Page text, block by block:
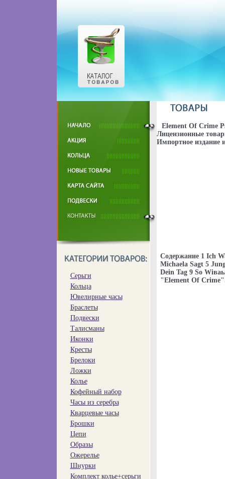
Серьги
Кольца
Ювелирные часы
Браслеты
Подвески
Талисманы
Иконки
Кресты
Брелоки
Ложки
Колье
Кофейный набор
Часы из серебра
Кварцевые часы
Брошки
Цепи
Образы
Ожерелье
Шнурки
Комплект колье+серьги
Element Of Crime
Лицензионные
Импортное издание
Содержание 1 Ich
Michaela Sagt 5
Dein Tag 9 So
"Element Of